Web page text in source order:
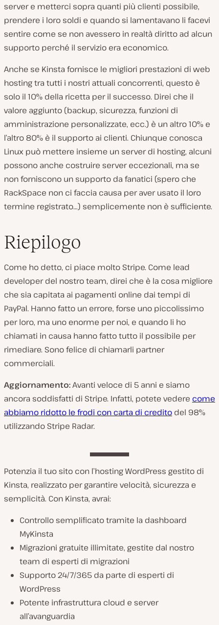
server e metterci sopra quanti più clienti possibile,
prendere i loro soldi e quando si lamentavano li facevi
sentire come se non avessero in realtà diritto ad alcun
supporto perché il servizio era economico.
Anche se Kinsta fornisce le migliori prestazioni di web
hosting tra tutti i nostri attuali concorrenti, questo è
solo il 10% della ricetta per il successo. Direi che il
valore aggiunto (backup, sicurezza, funzioni di
amministrazione personalizzate, ecc.) è un altro 10% e
l’altro 80% è il supporto ai clienti. Chiunque conosca
Linux può mettere insieme un server di hosting, alcuni
possono anche costruire server eccezionali, ma se
non forniscono un supporto da fanatici (spero che
RackSpace non ci faccia causa per aver usato il loro
termine registrato…) semplicemente non è sufficiente.
Riepilogo
Come ho detto, ci piace molto Stripe. Come lead
developer del nostro team, direi che è la cosa migliore
che sia capitata ai pagamenti online dai tempi di
PayPal. Hanno fatto un errore, forse uno piccolissimo
per loro, ma uno enorme per noi, e quando li ho
chiamati in causa hanno fatto tutto il possibile per
rimediare. Sono felice di chiamarli partner
commerciali.
Aggiornamento:Avanti veloce di 5 anni e siamo
ancora soddisfatti di Stripe. Infatti, potete vedere come
abbiamo ridotto le frodi con carta di credito del 98%
utilizzando Stripe Radar.
Potenzia il tuo sito con l’hosting WordPress gestito di
Kinsta, realizzato per garantire velocità, sicurezza e
semplicità. Con Kinsta, avrai:
Controllo semplificato tramite la dashboard
MyKinsta
Migrazioni gratuite illimitate, gestite dal nostro
team di esperti di migrazioni
Supporto 24/7/365 da parte di esperti di
WordPress
Potente infrastruttura cloud e server
all’avanguardia